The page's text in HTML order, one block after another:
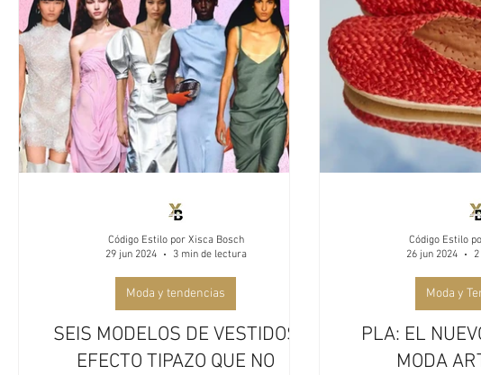
SEIS MODELOS DE VESTIDOS
EFECTO TIPAZO QUE NO
Moda y tendencias
Código Estilo por Xisca Bosch
29 jun 2024
3 min de lectura
PLA: EL
MODA
Moda y
Código Estilo
26 jun 2024